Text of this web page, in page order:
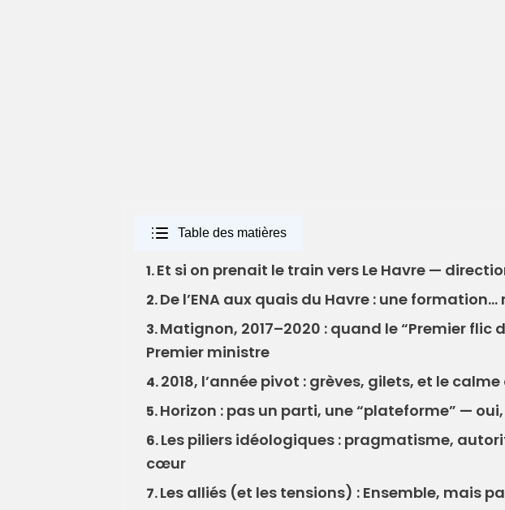
Table des matières
1.Et si on prenait le train vers Le Havre —
2.De l’ENA aux quais du Havre : une
3.Matignon, 2017–2020 : quand le “Premier flic
Premier ministre
4.2018, l’année pivot : grèves, gilets, et le
5.Horizon : pas un parti, une “plateforme” —
6.Les piliers idéologiques : pragmatisme,
cœur
7.Les alliés (et les tensions) : Ensemble, mais